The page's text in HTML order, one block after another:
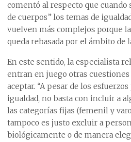
comentó al respecto que cuando
de cuerpos” los temas de
vuelven más complejos porque
queda rebasada por el ámbito de
En este sentido, la especialista
entran en juego otras cuestiones
aceptar. “A pesar de los
igualdad, no basta con incluir a
las categorías fijas (femenil y
tampoco es justo excluir a
biológicamente o de manera